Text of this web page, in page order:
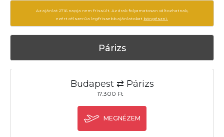
Az ajánlat 2716 napja nem frissült. Az árak folyamatosan változhatnak,
ezért célszerű a legfrissebb ajánlatokat böngészni.
Párizs
Budapest ⇄ Párizs
17.300 Ft
MEGNÉZEM